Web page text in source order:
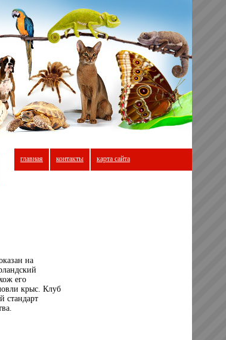
главная контакты карта сайта
на
его
крыс. Клуб
стандарт